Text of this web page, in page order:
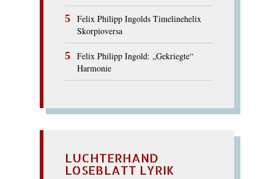
Felix Philipp Ingolds Timelinehelix
Skorpioversa
Felix Philipp Ingold: „Gekriegte“
Harmonie
LUCHTERHAND
LOSEBLATT LYRIK